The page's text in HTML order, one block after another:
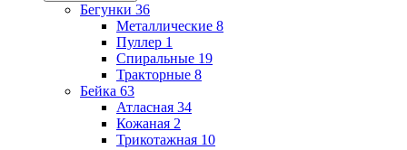
Бегунки 36
Металлические 8
Пуллер 1
Спиральные 19
Тракторные 8
Бейка 63
Атласная 34
Кожаная 2
Трикотажная 10